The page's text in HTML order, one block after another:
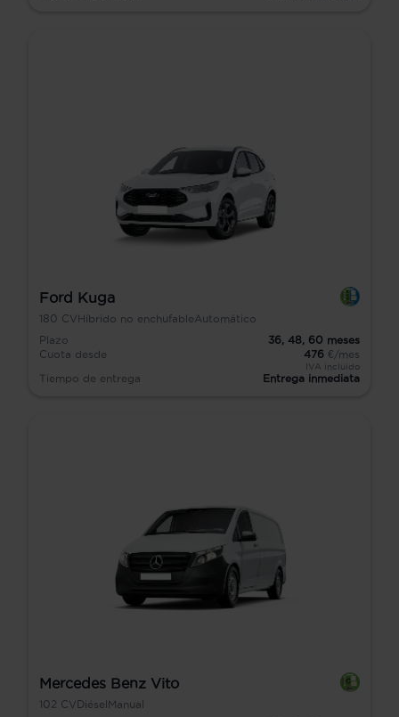
Ford Kuga
180 CV Híbrido no enchufableAutomático
Plazo
36, 48, 60 meses
Cuota desde
476 €/mes
IVA incluido
Tiempo de entrega Entrega inmediata
Mercedes Benz Vito
102 CVDiéselManual